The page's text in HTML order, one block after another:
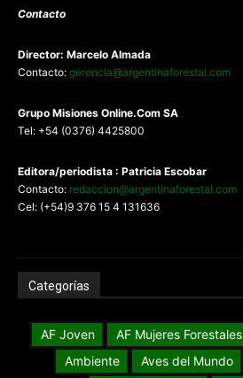
Contacto
Director: Marcelo Almada
Contacto: gerencia@argentinaforestal.com
Grupo Misiones Online.Com SA
Tel: +54 (0376) 4425800
Editora/periodista : Patricia Escobar
Contacto: redaccion@argentinaforestal.com
Cel: (+54)9 376 15 4 131636
Categorías
AF Joven AF Mujeres Forestales
Ambiente
Aves del Mundo